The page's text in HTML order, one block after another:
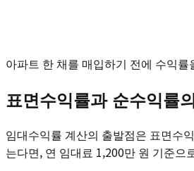
아파트 한 채를 매입하기 전에 수익
표면수익률과 순수익률
임대수익률 계산의 출발점은 표면수
는다면, 연 임대료 1,200만 원 기준으